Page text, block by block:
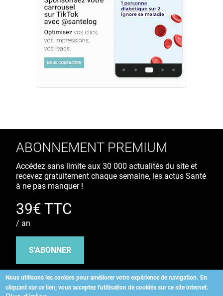
Nous utilisons les cookies pour améliorer votre expérience de navigation. En
cliquant sur ce lien, vous acceptez l'utilisation de cookies sur ce site internet.
ABONNEMENT PREMIUM
Accédez sans limite aux 30 000 actualités du site et
recevez gratuitement chaque semaine, les actus Santé
à ne pas manquer !
39€ TTC
/ an
S'ABONNER
Copyright©2026 ALLIEDHEALTH